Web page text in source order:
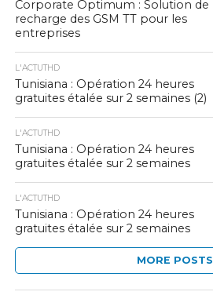
Corporate Optimum : Solution de
recharge des GSM TT pour les
entreprises
L'ACTUTHD
Tunisiana : Opération 24 heures
gratuites étalée sur 2 semaines (2)
L'ACTUTHD
Tunisiana : Opération 24 heures
gratuites étalée sur 2 semaines
L'ACTUTHD
Tunisiana : Opération 24 heures
gratuites étalée sur 2 semaines
MORE POSTS